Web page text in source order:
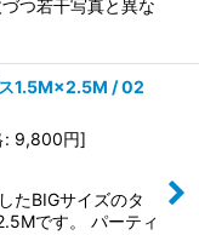
つ若干写真と異な
1.5M×2.5M / 02
: 9,800円]
たBIGサイズのタ
です。 パーティ